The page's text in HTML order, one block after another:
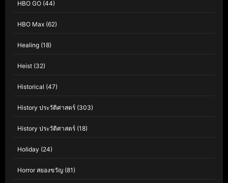
HBO GO (44)
HBO Max (62)
Healing (18)
Heist (32)
Historical (47)
History ประวัติศาสตร์ (303)
History ประวัติศาสตร์ (18)
Holiday (24)
Horror สยองขวัญ (81)